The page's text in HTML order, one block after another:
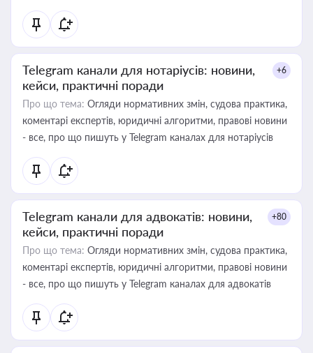
Telegram канали для нотаріусів: новини,
кейси, практичні поради
+6
Про що тема: Огляди нормативних змін, судова практика,
коментарі експертів, юридичні алгоритми, правові новини
- все, про що пишуть у Telegram каналах для нотаріусів
Telegram канали для адвокатів: новини,
кейси, практичні поради
+80
Про що тема: Огляди нормативних змін, судова практика,
коментарі експертів, юридичні алгоритми, правові новини
- все, про що пишуть у Telegram каналах для адвокатів